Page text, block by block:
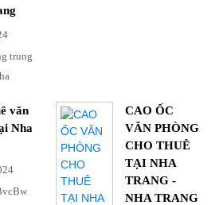
trung
văn
Nha
CAO ỐC
VĂN PHÒNG
CHO THUÊ
TẠI NHA
TRANG -
NHA TRANG